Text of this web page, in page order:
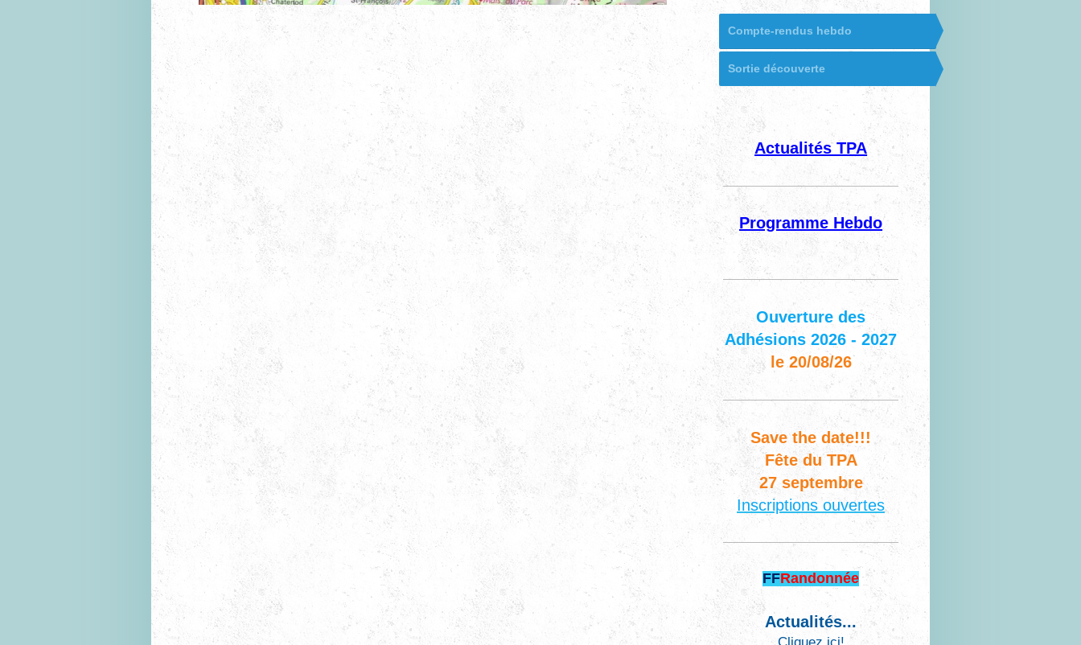
Compte-rendus hebdo
Sortie découverte
Actualités TPA
Programme Hebdo
Ouverture des
Adhésions 2026 - 2027
le 20/08/26
Save the date!!!
Fête du TPA
27 septembre
Inscriptions ouvertes
FFRandonnée
Actualités...